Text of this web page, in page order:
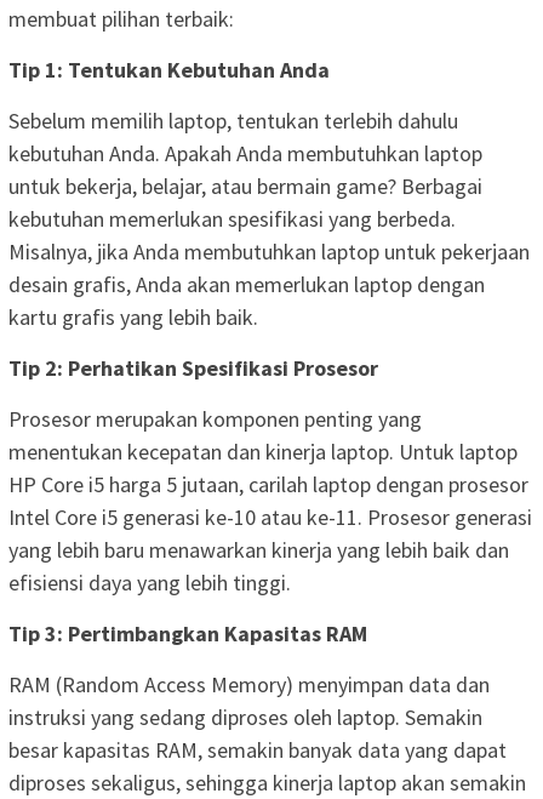
membuat pilihan terbaik:
Tip 1: Tentukan Kebutuhan Anda
Sebelum memilih laptop, tentukan terlebih dahulu
kebutuhan Anda. Apakah Anda membutuhkan laptop
untuk bekerja, belajar, atau bermain game? Berbagai
kebutuhan memerlukan spesifikasi yang berbeda.
Misalnya, jika Anda membutuhkan laptop untuk pekerjaan
desain grafis, Anda akan memerlukan laptop dengan
kartu grafis yang lebih baik.
Tip 2: Perhatikan Spesifikasi Prosesor
Prosesor merupakan komponen penting yang
menentukan kecepatan dan kinerja laptop. Untuk laptop
HP Core i5 harga 5 jutaan, carilah laptop dengan prosesor
Intel Core i5 generasi ke-10 atau ke-11. Prosesor generasi
yang lebih baru menawarkan kinerja yang lebih baik dan
efisiensi daya yang lebih tinggi.
Tip 3: Pertimbangkan Kapasitas RAM
RAM (Random Access Memory) menyimpan data dan
instruksi yang sedang diproses oleh laptop. Semakin
besar kapasitas RAM, semakin banyak data yang dapat
diproses sekaligus, sehingga kinerja laptop akan semakin